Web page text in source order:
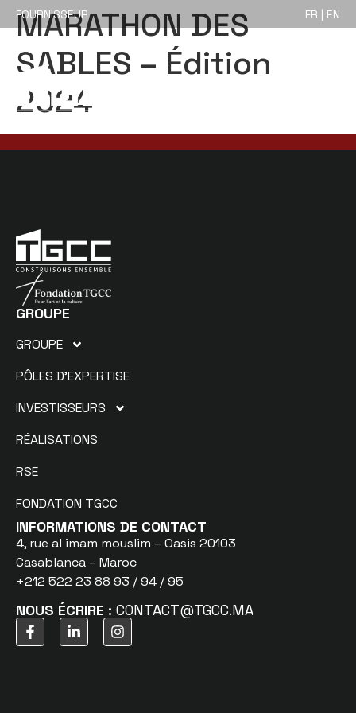
FOURNISSEUR FR | EN
MARATHON DES
SABLES – Édition
2024
GROUPE
GROUPE
PÔLES D’EXPERTISE
INVESTISSEURS
RÉALISATIONS
RSE
FONDATION TGCC
INFORMATIONS DE CONTACT
4, rue al imam mouslim – Oasis 20103
Casablanca – Maroc
+212 522 23 88 93 / 94 / 95
NOUS ÉCRIRE : CONTACT@TGCC.MA